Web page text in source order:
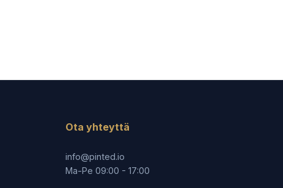
Ota yhteyttä
info@pinted.io
Ma-Pe 09:00 - 17:00